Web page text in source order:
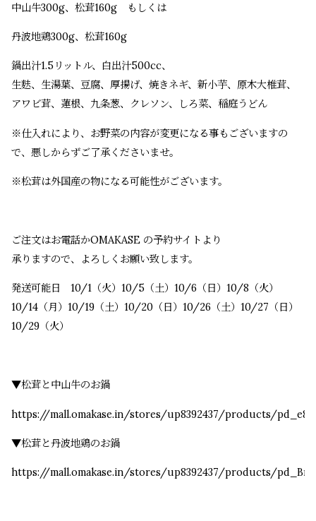
中山牛300g、松茸160g もしくは
丹波地鶏300g、松茸160g
鍋出汁1.5リットル、白出汁500cc、
生麩、生湯葉、豆腐、厚揚げ、焼きネギ、新小芋、原木大椎茸、
アワビ茸、蓮根、九条葱、クレソン、しろ菜、稲庭うどん
※仕入れにより、お野菜の内容が変更になる事もございますの
で、悪しからずご了承くださいませ。
※松茸は外国産の物になる可能性がございます。
ご注文はお電話かOMAKASE の予約サイトより
承りますので、よろしくお願い致します。
発送可能日 10/1（火）10/5（土）10/6（日）10/8（火）
10/14（月）10/19（土）10/20（日）10/26（土）10/27（日）
10/29（火）
▼松茸と中山牛のお鍋
https://mall.omakase.in/stores/up8392437/products/
▼松茸と丹波地鶏のお鍋
https://mall.omakase.in/stores/up8392437/products/